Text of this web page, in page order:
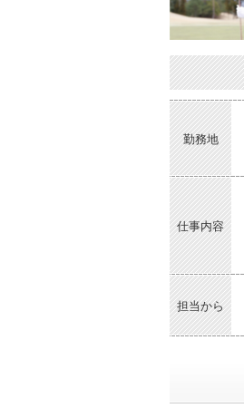
勤務地
仕事内容
担当から